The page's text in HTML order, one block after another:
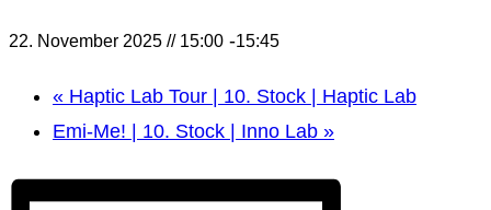
22. November 2025 // 15:00 -15:45
« Haptic Lab Tour | 10. Stock | Haptic Lab
Emi-Me! | 10. Stock | Inno Lab »